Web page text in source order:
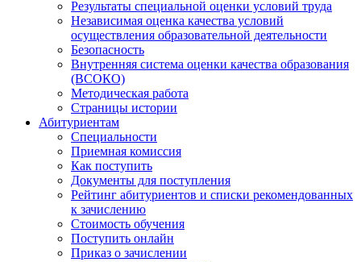
Результаты специальной оценки условий труда
Независимая оценка качества условий
осуществления образовательной деятельности
Безопасность
Внутренняя система оценки качества образования
(ВСОКО)
Методическая работа
Страницы истории
Абитуриентам
Специальности
Приемная комиссия
Как поступить
Документы для поступления
Рейтинг абитуриентов и списки рекомендованных
к зачислению
Стоимость обучения
Поступить онлайн
Приказ о зачислении